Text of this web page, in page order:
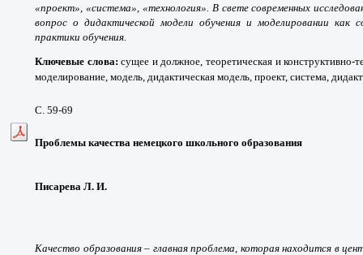
«проект», «система», «технология». В свете современных
вопрос о дидактической модели обучения и моделировании как
практики обучения.
Ключевые слова:сущее и должное, теоретическая и конструктивно-
моделирование, модель, дидактическая модель, проект, система,
С. 59-69
Проблемы качества немецкого школьного образования
Писарева Л. И.
Качество образования – главная проблема, которая находится в